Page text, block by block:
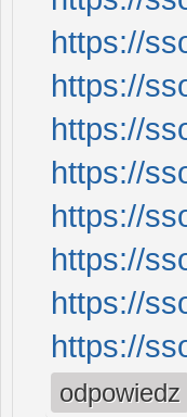
https://
https://
https://
https://
https://
https://
https://
https://
odpowiedz